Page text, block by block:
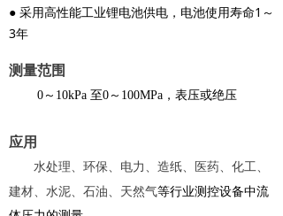
测量范围
0～10kPa 至0～100MPa，表压或绝压
应用
水处理、环保、电力、造纸、医药、化工、
建材、水泥、石油、天然气等行业测控设备中流
● 采用高性能工业锂电池供电，电池使用寿命1～
3年